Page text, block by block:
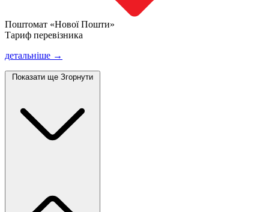
Поштомат «Нової Пошти»
Тариф перевізника
детальніше →
Показати ще Згорнути